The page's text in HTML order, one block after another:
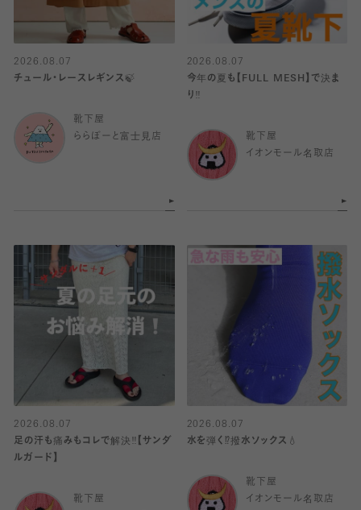
2026.08.07
チュール・レースレギンス🍃
靴下屋
ららぽーと富士見店
2026.08.07
今年の夏も【FULL MESH】で決ま
り️‼️
靴下屋
イオンモール名取店
2026.08.07
足の汗も痛みもコレで解決‼️【サンダ
ルガード】
靴下屋
2026.08.07
水を弾く⁉️撥水ソックス💧
靴下屋
イオンモール名取店